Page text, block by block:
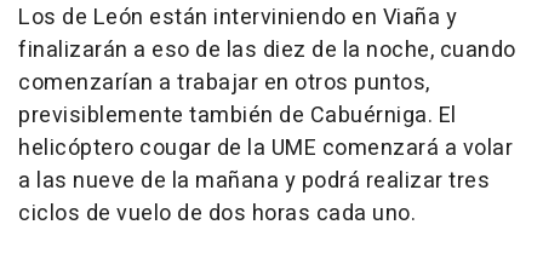
Los de León están interviniendo en Viaña y
finalizarán a eso de las diez de la noche, cuando
comenzarían a trabajar en otros puntos,
previsiblemente también de Cabuérniga. El
helicóptero cougar de la UME comenzará a volar
a las nueve de la mañana y podrá realizar tres
ciclos de vuelo de dos horas cada uno.